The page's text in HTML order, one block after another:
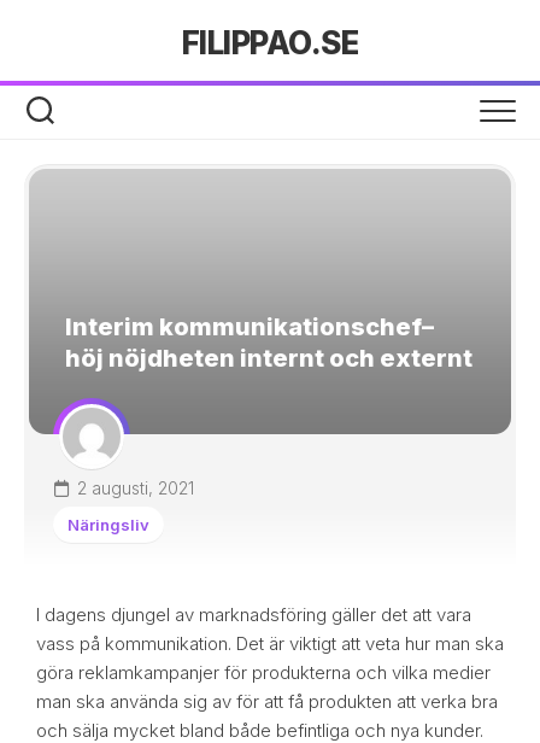
FILIPPAO.SE
Interim kommunikationschef–
höj nöjdheten internt och externt
2 augusti, 2021
Näringsliv
I dagens djungel av marknadsföring gäller det att vara
vass på kommunikation. Det är viktigt att veta hur man ska
göra reklamkampanjer för produkterna och vilka medier
man ska använda sig av för att få produkten att verka bra
och sälja mycket bland både befintliga och nya kunder.